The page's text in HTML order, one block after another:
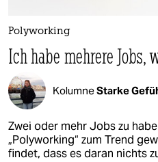
Polyworking
Ich habe mehrere Jobs,
KolumneStarke
Zwei oder mehr Jobs zu
„Polyworking“ zum Trend
findet, dass es daran nichts